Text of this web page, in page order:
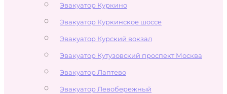
Эвакуатор Куркино
Эвакуатор Куркинское шоссе
Эвакуатор Курский вокзал
Эвакуатор Кутузовский проспект Москва
Эвакуатор Лаптево
Эвакуатор Левобережный